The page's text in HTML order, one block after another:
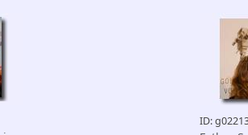
ID: